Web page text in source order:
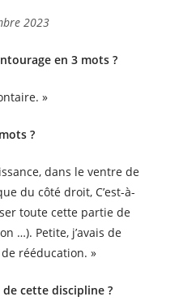
2023
en 3 mots ?
»
?
dans le ventre de
du côté droit, C’est-à-
toute cette partie de
…). Petite, j’avais de
de rééducation. »
cette discipline ?